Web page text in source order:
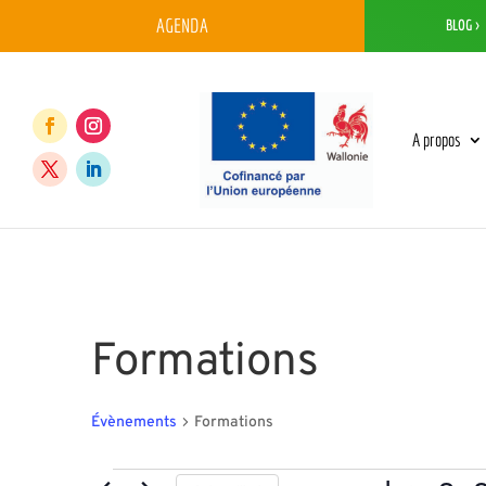
AGENDA BLOG >
A propos
Formations
Évènements Formations